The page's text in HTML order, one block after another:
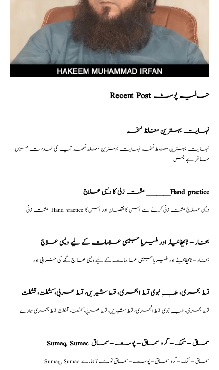
Recent Post حالیہ پوسٹ
نہایت بہترین مغلظ نسخہ
نہایت بہترین مغلظ نسخہ نہایت بہترین مغلظ نسخہ آپ کی خدمت میں
حاضر ہے جس
مشت زنی کا دیسی علاج _______Hand practice
مشت زنی–Hand practice دیسی علاج مشت زنی کرنے سے اس کا نقصان اور اس کا
بخار – ٹائیفائیڈ اور ملیریا جیسی علامات کے لیے دیسی علاج
بخار – ٹائیفائیڈ اور ملیریا جیسی علامات کے لیے دیسی علاج گلے کی خرابی اور
قسط بحری، طبِ نبوی قسط البحری، قسط شیریں، قسط عربی، كشطت، قشطت
قسط بحری، طبِ نبوی قسط البحری، قسط شیریں، قسط عربی، كشطت، قشطت قسط بحری ہمارے
Sumaq, Sumac سماق – سُمک – گرد سماق – پوست – سماق
Sumaq, Sumac سماق – سُمک – گرد سماق – پوست – سماق نوٹ ؟ ہمارے